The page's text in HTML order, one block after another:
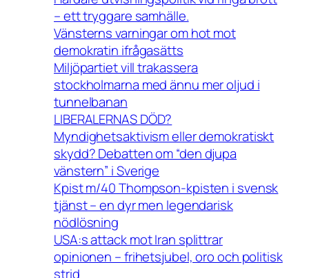
– ett tryggare samhälle.
Vänsterns varningar om hot mot
demokratin ifrågasätts
Miljöpartiet vill trakassera
stockholmarna med ännu mer oljud i
tunnelbanan
LIBERALERNAS DÖD?
Myndighetsaktivism eller demokratiskt
skydd? Debatten om “den djupa
vänstern” i Sverige
Kpist m/40 Thompson-kpisten i svensk
tjänst – en dyr men legendarisk
nödlösning
USA:s attack mot Iran splittrar
opinionen – frihetsjubel, oro och politisk
strid